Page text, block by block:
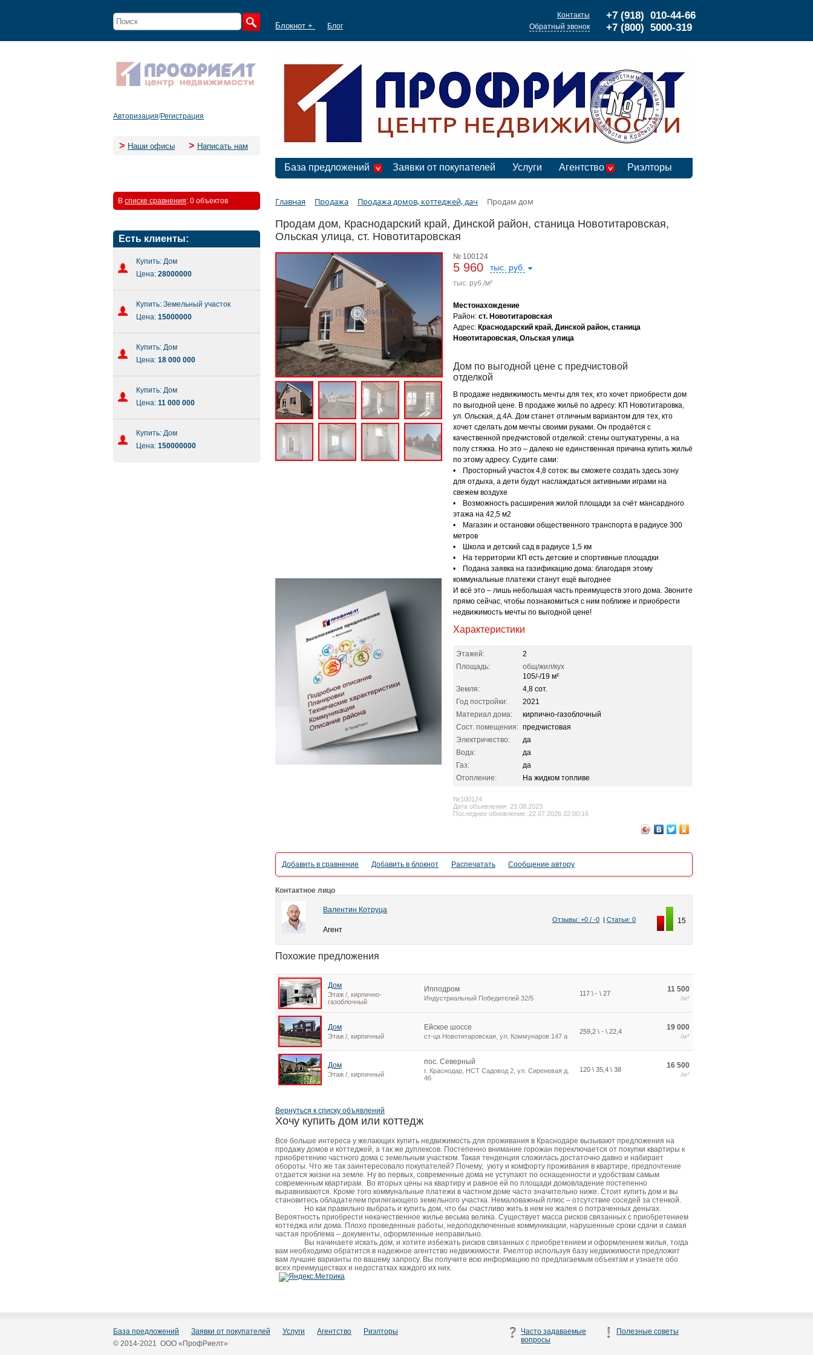
Блокнот + Блог
+7 (918) 010-44-66
+7 (800) 5000-319
Контакты
Обратный звонок
Авторизация/Регистрация
> Наши офисы > Написать нам
База предложений Заявки от покупателей Услуги Агентство Риэлторы
В списке сравнения: 0 объектов
Есть клиенты:
Купить: Дом
Цена: 28000000
Купить: Земельный участок
Цена: 15000000
Купить: Дом
Цена: 18 000 000
Купить: Дом
Цена: 11 000 000
Купить: Дом
Цена: 150000000
Главная Продажа Продажа домов, коттеджей, дач Продам дом
Продам дом, Краснодарский край, Динской район, станица Новотитаровская,
Ольская улица, ст. Новотитаровская
№ 100124
5 960 тыс. руб.
тыс. руб./м²
Местонахождение
Район: ст. Новотитаровская
Адрес: Краснодарский край, Динской район, станица
Новотитаровская, Ольская улица
Дом по выгодной цене с предчистовой
отделкой
В продаже недвижимость мечты для тех, кто хочет приобрести дом
по выгодной цене. В продаже жильё по адресу: КП Новотитаровка,
ул. Ольская, д.4А. Дом станет отличным вариантом для тех, кто
хочет сделать дом мечты своими руками. Он продаётся с
качественной предчистовой отделкой: стены оштукатурены, а на
полу стяжка. Но это – далеко не единственная причина купить жильё
по этому адресу. Судите сами:
• Просторный участок 4,8 соток: вы сможете создать здесь зону
для отдыха, а дети будут наслаждаться активными играми на
свежем воздухе
• Возможность расширения жилой площади за счёт мансардного
этажа на 42,5 м2
• Магазин и остановки общественного транспорта в радиусе 300
метров
• Школа и детский сад в радиусе 1,5 км
• На территории КП есть детские и спортивные площадки
• Подана заявка на газификацию дома: благодаря этому
коммунальные платежи станут ещё выгоднее
И всё это – лишь небольшая часть преимуществ этого дома. Звоните
прямо сейчас, чтобы познакомиться с ним поближе и приобрести
недвижимость мечты по выгодной цене!
Характеристики
Этажей:
2
Площадь:
общ/жил/кух
105/-/19 м²
Земля:
4,8 сот.
Год постройки:
2021
Материал дома:
кирпично-газоблочный
Сост. помещения: предчистовая
Электричество:
да
Вода:
да
Газ:
да
Отопление:
На жидком топливе
№100124
Дата объявления: 23.08.2023
Последнее обновление: 22.07.2026 22:00:16
Добавить в сравнение Добавить в блокнот Распечатать Сообщение автору
Контактное лицо
Валентин Котруца
Агент
Отзывы: +0 / -0 | Статьи: 0 15
Похожие предложения
Дом
Этаж /, кирпично-
газоблочный
Ипподром
Индустриальный Победителей 32/5
117 \ - \ 27 11 500
/м²
Дом
Этаж /, кирпичный
Ейское шоссе
ст-ца Новотитаровская, ул. Коммунаров 147 а
259,2 \ - \ 22,4 19 000
/м²
Дом
Этаж /, кирпичный
пос. Северный
г. Краснодар, НСТ Садовод 2, ул. Сиреневая д.
46
120 \ 35,4 \ 38 16 500
/м²
Вернуться к списку объявлений
Хочу купить дом или коттедж
Все больше интереса у желающих купить недвижимость для проживания в Краснодаре вызывают предложения на
продажу домов и коттеджей, а так же дуплексов. Постепенно внимание горожан переключается от покупки квартиры к
приобретению частного дома с земельным участком. Такая тенденция сложилась достаточно давно и набирает
обороты. Что же так заинтересовало покупателей? Почему, уюту и комфорту проживания в квартире, предпочтение
отдается жизни на земле. Ну во первых, современные дома не уступают по оснащенности и удобствам самым
современным квартирам. Во вторых цены на квартиру и равное ей по площади домовладение постепенно
выравниваются. Кроме того коммунальные платежи в частном доме часто значительно ниже. Стоит купить дом и вы
становитесь обладателем прилегающего земельного участка. Немаловажный плюс – отсутствие соседей за стенкой.
Но как правильно выбрать и купить дом, что бы счастливо жить в нем не жалея о потраченных деньгах.
Вероятность приобрести некачественное жилье весьма велика. Существует масса рисков связанных с приобретением
коттеджа или дома. Плохо проведенные работы, недоподключенные коммуникации, нарушенные сроки сдачи и самая
частая проблема – документы, оформленные неправильно.
Вы начинаете искать дом, и хотите избежать рисков связанных с приобретением и оформлением жилья, тогда
вам необходимо обратится в надежное агентство недвижимости. Риелтор используя базу недвижимости предложит
вам лучшие варианты по вашему запросу. Вы получите всю информацию по предлагаемым объектам и узнаете обо
всех преимуществах и недостатках каждого их них.
База предложений Заявки от покупателей Услуги Агентство
Риэлторы
© 2014-2021 ООО «ПрофРиелт»
Часто задаваемые
вопросы
Полезные советы